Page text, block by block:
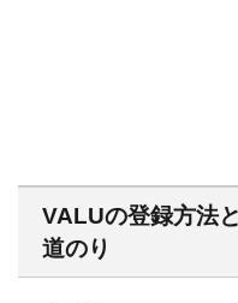
VALUの登録方法
道のり